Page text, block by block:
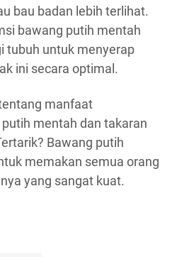
bau badan lebih terlihat.
bawang putih mentah
tubuh untuk menyerap
ini secara optimal.
manfaat
mentah dan takaran
Bawang putih
memakan semua orang
yang sangat kuat.